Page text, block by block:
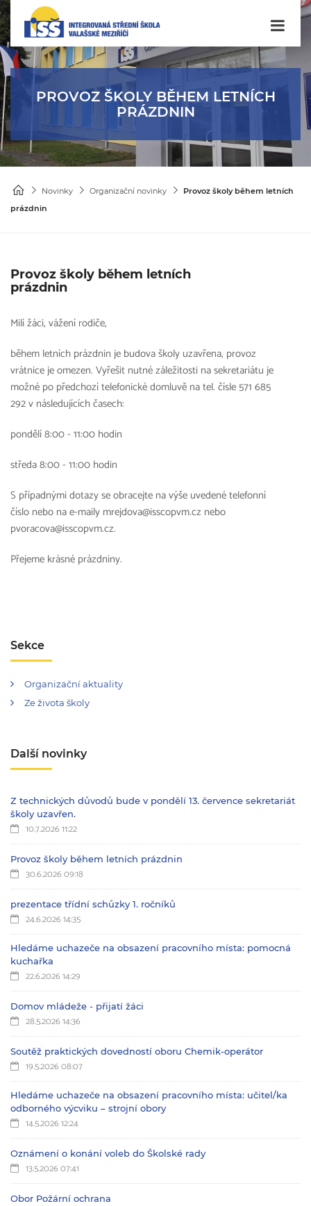
PROVOZ ŠKOLY BĚHEM LETNÍCH
PRÁZDNIN
Novinky Organizační novinky
Provoz školy během letních
prázdnin
Provoz školy během letních
prázdnin
Milí žáci, vážení rodiče,
během letních prázdnin je budova školy uzavřena, provoz
vrátnice je omezen. Vyřešit nutné záležitosti na sekretariátu je
možné po předchozí telefonické domluvě na tel. čísle 571 685
292 v následujících časech:
pondělí 8:00 - 11:00 hodin
středa 8:00 - 11:00 hodin
S případnými dotazy se obracejte na výše uvedené telefonní
číslo nebo na e-maily mrejdova@isscopvm.cz nebo
pvoracova@isscopvm.cz.
Přejeme krásné prázdniny.
Sekce
Organizační aktuality
Ze života školy
Další novinky
Z technických důvodů bude v pondělí 13. července sekretariát
školy uzavřen.
10.7.2026 11:22
Provoz školy během letních prázdnin
30.6.2026 09:18
prezentace třídní schůzky 1. ročníků
24.6.2026 14:35
Hledáme uchazeče na obsazení pracovního místa: pomocná
kuchařka
22.6.2026 14:29
Domov mládeže - přijatí žáci
28.5.2026 14:36
Soutěž praktických dovedností oboru Chemik-operátor
19.5.2026 08:07
Hledáme uchazeče na obsazení pracovního místa: učitel/ka
odborného výcviku – strojní obory
14.5.2026 12:24
Oznámení o konání voleb do Školské rady
13.5.2026 07:41
Obor Požární ochrana